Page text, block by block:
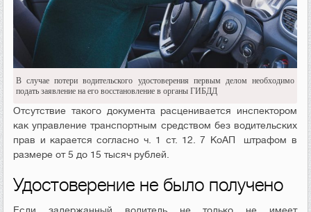
В случае потери водительского удостоверения первым делом необходимо
подать заявление на его восстановление в органы ГИБДД
Отсутствие такого документа расценивается инспектором
как управление транспортным средством без водительских
прав и карается согласно ч. 1 ст. 12. 7 КоАП штрафом в
размере от 5 до 15 тысяч рублей.
Удостоверение не было получено